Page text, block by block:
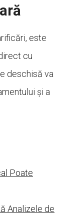
este
cu
deschisă va
și a
Poate
Analizele de